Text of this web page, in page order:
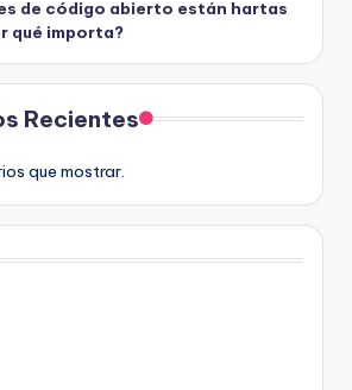
de código abierto están hartas
qué importa?
Recientes
que mostrar.